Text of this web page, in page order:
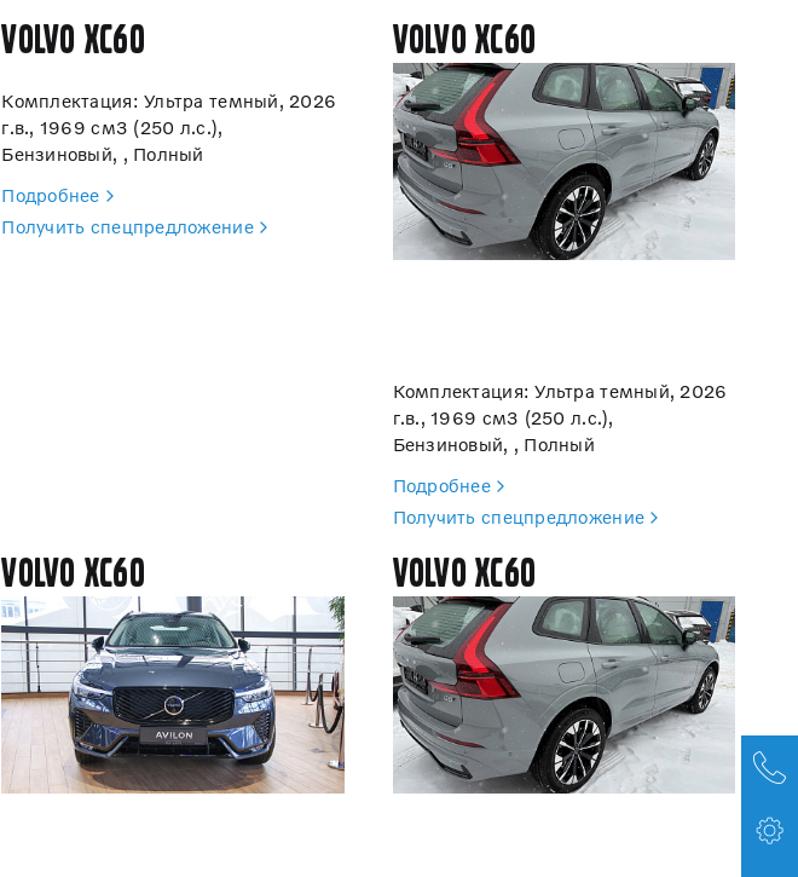
Volvo XC60
Комплектация: Ультра темный, 2026
г.в., 1969 см3 (250 л.с.),
Бензиновый, , Полный
Подробнее
Получить спецпредложение
Volvo XC60
Комплектация: Ультра темный, 2026
г.в., 1969 см3 (250 л.с.),
Бензиновый, , Полный
Подробнее
Получить спецпредложение
Volvo XC60 Volvo XC60